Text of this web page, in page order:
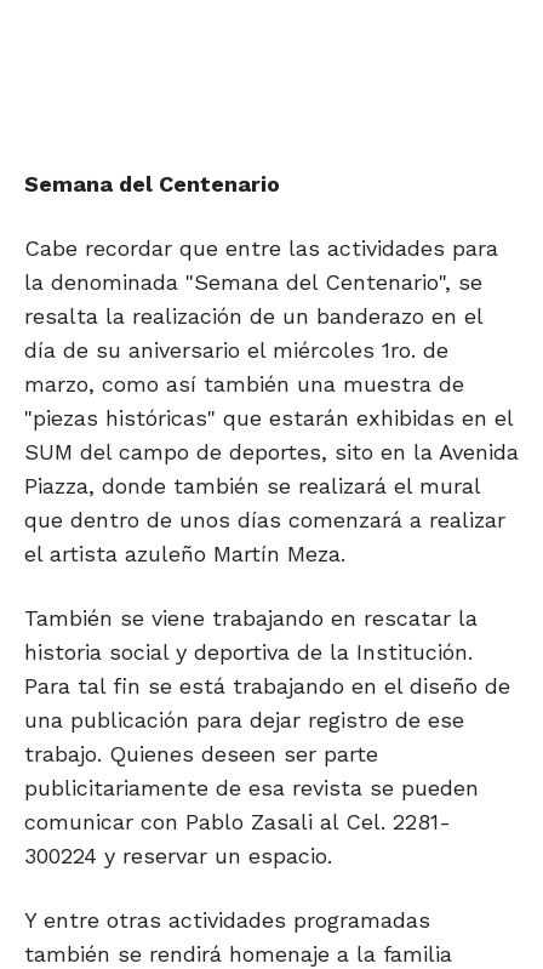
Semana del Centenario
Cabe recordar que entre las actividades para
la denominada "Semana del Centenario", se
resalta la realización de un banderazo en el
día de su aniversario el miércoles 1ro. de
marzo, como así también una muestra de
"piezas históricas" que estarán exhibidas en el
SUM del campo de deportes, sito en la Avenida
Piazza, donde también se realizará el mural
que dentro de unos días comenzará a realizar
el artista azuleño Martín Meza.
También se viene trabajando en rescatar la
historia social y deportiva de la Institución.
Para tal fin se está trabajando en el diseño de
una publicación para dejar registro de ese
trabajo. Quienes deseen ser parte
publicitariamente de esa revista se pueden
comunicar con Pablo Zasali al Cel. 2281-
300224 y reservar un espacio.
Y entre otras actividades programadas
también se rendirá homenaje a la familia